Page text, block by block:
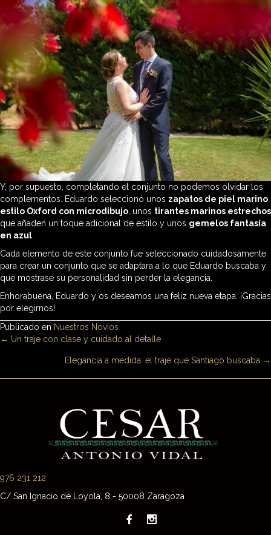
Y, por supuesto, completando el conjunto no podemos olvidar los
complementos. Eduardo seleccionó unos zapatos de piel marino
estilo Oxford con microdibujo , unos tirantes marinos estrechos
que añaden un toque adicional de estilo y unos gemelos fantasía
en azul
Cada elemento de este conjunto fue seleccionado cuidadosamente
para crear un conjunto que se adaptara a lo que Eduardo buscaba y
que mostrase su personalidad sin perder la elegancia.
Enhorabuena, Eduardo y os deseamos una feliz nueva etapa. ¡Gracias
por elegirnos!
Publicado en Nuestros Novios
Posts
navigation
← Un traje con clase y cuidado al detalle
Elegancia a medida: el traje que Santiago buscaba →
976 231 212
C/ San Ignacio de Loyola, 8 - 50008 Zaragoza